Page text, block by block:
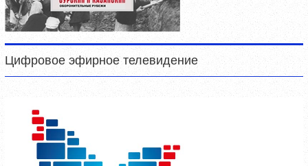
Цифровое эфирное телевидение